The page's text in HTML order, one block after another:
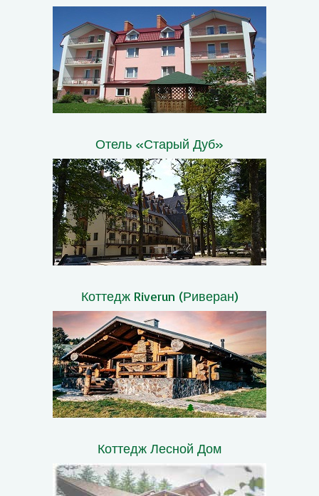
Отель «Старый Дуб»
Коттедж Riverun (Риверан)
Коттедж Лесной Дом